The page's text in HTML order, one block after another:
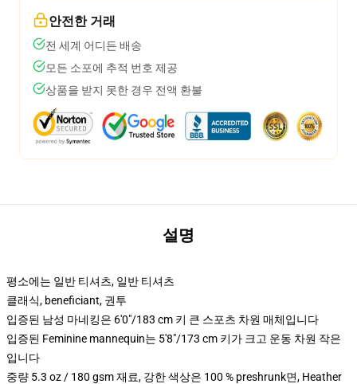
안전한 거래
전 세계 어디든 배송
모든 소포에 추적 번호 제공
상품을 받지 못한 경우 전액 환불
설명
평소에는 일반 티셔츠, 일반 티셔츠
클래식, beneficiant, 권투
입증된 남성 마네킹은 6'0"/183 cm 키 큰 스포츠 차원 매체입니다
입증된 Feminine mannequin는 5'8"/173 cm 키가 크고 운동 차원 작은
입니다
중량 5.3 oz / 180 gsm 재료, 강한 색상은 100 % preshrunk면, Heather